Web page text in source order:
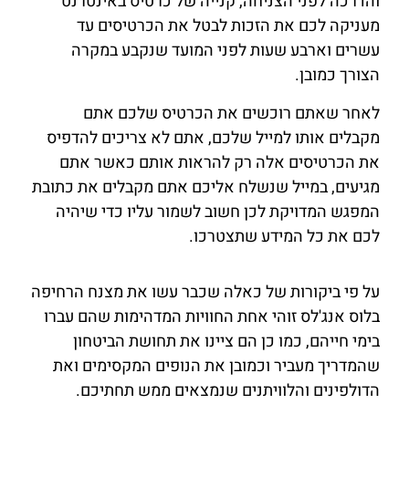
מעניקה לכם את הזכות לבטל את הכרטיסים עד
עשרים וארבע שעות לפני המועד שנקבע במקרה
הצורך כמובן.
לאחר שאתם רוכשים את הכרטיס שלכם אתם
מקבלים אותו למייל שלכם, אתם לא צריכים להדפיס
את הכרטיסים אלה רק להראות אותם כאשר אתם
מגיעים, במייל שנשלח אליכם אתם מקבלים את כתובת
המפגש המדויקת לכן חשוב לשמור עליו כדי שיהיה
לכם את כל המידע שתצטרכו.
על פי ביקורות של כאלה שכבר עשו את מצנח הרחיפה
בלוס אנג'לס זוהי אחת החוויות המדהימות שהם עברו
בימי חייהם, כמו כן הם ציינו את תחושת הביטחון
שהמדריך מעביר וכמובן את הנופים המקסימים ואת
הדולפינים והלוויתנים שנמצאים ממש תחתיכם.